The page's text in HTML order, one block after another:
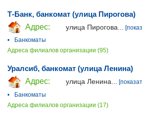
Т-Банк, банкомат (улица Пирогова)
Адрес:
улица Пирогова...
•
Банкоматы
Адреса филиалов организации (95)
Уралсиб, банкомат (улица Ленина)
Адрес:
улица Ленина...
•
Банкоматы
Адреса филиалов организации (17)